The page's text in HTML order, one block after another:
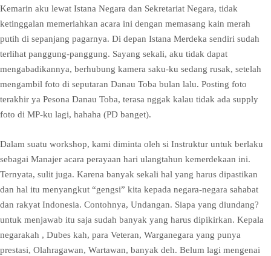
Kemarin aku lewat Istana Negara dan Sekretariat Negara, tidak
ketinggalan memeriahkan acara ini dengan memasang kain merah
putih di sepanjang pagarnya. Di depan Istana Merdeka sendiri sudah
terlihat panggung-panggung. Sayang sekali, aku tidak dapat
mengabadikannya, berhubung kamera saku-ku sedang rusak, setelah
mengambil foto di seputaran Danau Toba bulan lalu. Posting foto
terakhir ya Pesona Danau Toba, terasa nggak kalau tidak ada supply
foto di MP-ku lagi, hahaha (PD banget).
Dalam suatu workshop, kami diminta oleh si Instruktur untuk berlaku
sebagai Manajer acara perayaan hari ulangtahun kemerdekaan ini.
Ternyata, sulit juga. Karena banyak sekali hal yang harus dipastikan
dan hal itu menyangkut “gengsi” kita kepada negara-negara sahabat
dan rakyat Indonesia. Contohnya, Undangan. Siapa yang diundang?
untuk menjawab itu saja sudah banyak yang harus dipikirkan. Kepala
negarakah , Dubes kah, para Veteran, Warganegara yang punya
prestasi, Olahragawan, Wartawan, banyak deh. Belum lagi mengenai